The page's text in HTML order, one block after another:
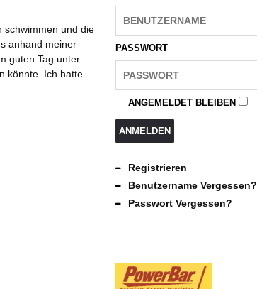
schwimmen und die
anhand meiner
guten Tag unter
könnte. Ich hatte
PASSWORT
ANGEMELDET BLEIBEN
ANMELDEN
Registrieren
Benutzername Vergessen?
Passwort Vergessen?